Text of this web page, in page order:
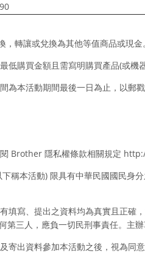
轉讓或兌換為其他等值商品或現金。
低購買金額且需寫明購買產品(或機
為本活動期間最後一日為止，以郵
閱 Brother 隱私權條款相關規定
下稱本活動) 限具有中華民國國民身
填寫、提出之資料均為真實且正確
第三人，應負一切民刑事責任。主
寄出資料參加本活動之後，視為同